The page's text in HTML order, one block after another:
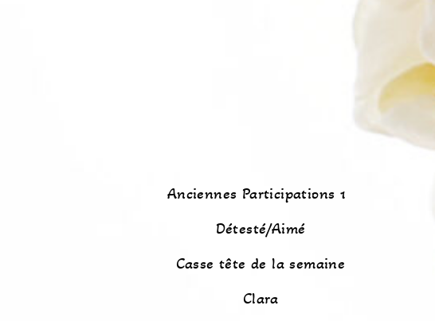
Anciennes Participations 1
Détesté/Aimé
Casse tête de la semaine
Clara